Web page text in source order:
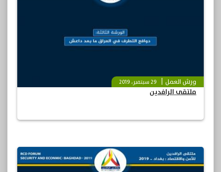
ورش العمل 29 سبتمبر، 2019
ملتقى الرافدين